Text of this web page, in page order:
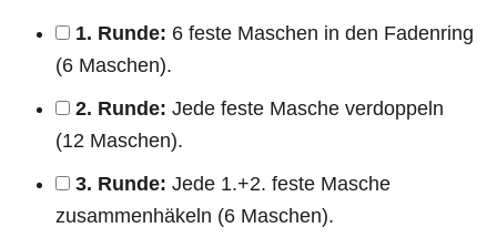
1. Runde: 6 feste Maschen in den Fadenring
(6 Maschen).
2. Runde: Jede feste Masche verdoppeln
(12 Maschen).
3. Runde: Jede 1.+2. feste Masche
zusammenhäkeln (6 Maschen).